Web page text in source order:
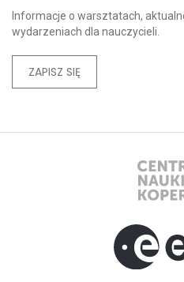
Informacje o warsztatach,
wydarzeniach dla nauczycieli.
ZAPISZ SIĘ